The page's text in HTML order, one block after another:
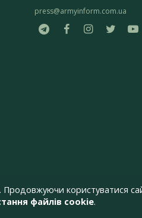
press@armyinform.com.ua
користуватися
файлів cookie.